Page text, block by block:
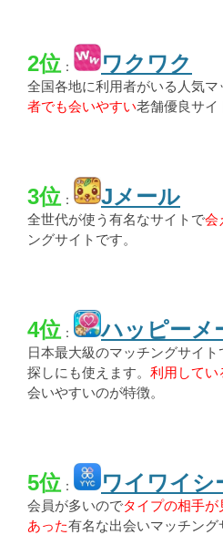
2位： ワクワク
全国各地に利用者がいる人気マ
者でも会いやすい老舗優良サイ
3位： Jメール
全世代が使う有名なサイトで会
ングサイトです。
4位： ハッピーメ
日本最大級のマッチングサイ
探しにも使えます。 利用してい
会いやすいのが特徴。
5位： ワイワイシ
会員が多いのでタイプの相手
あった有名な出会いマッチング